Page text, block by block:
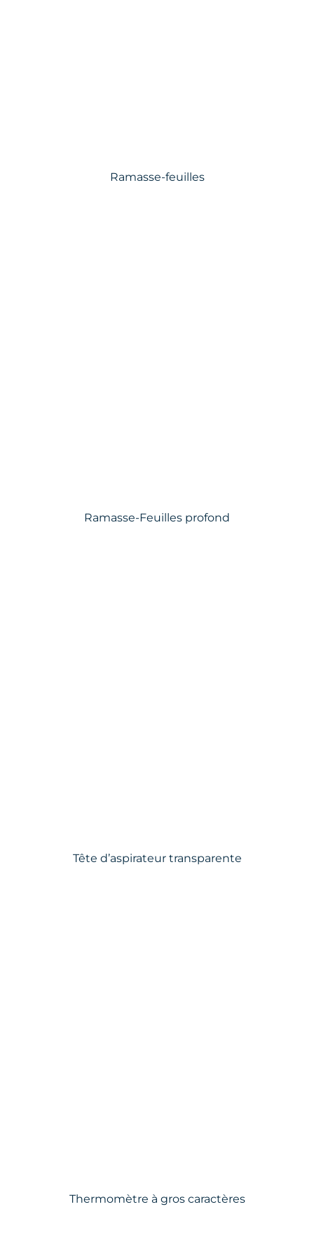
Ramasse-feuilles
Ramasse-Feuilles profond
Tête d’aspirateur transparente
Thermomètre à gros caractères